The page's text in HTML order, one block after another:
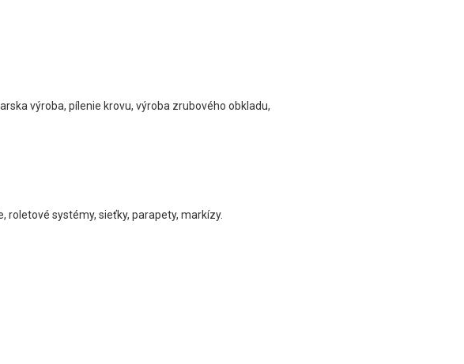
výroba, pílenie krovu, výroba zrubového obkladu,
roletové systémy, sieťky, parapety, markízy.